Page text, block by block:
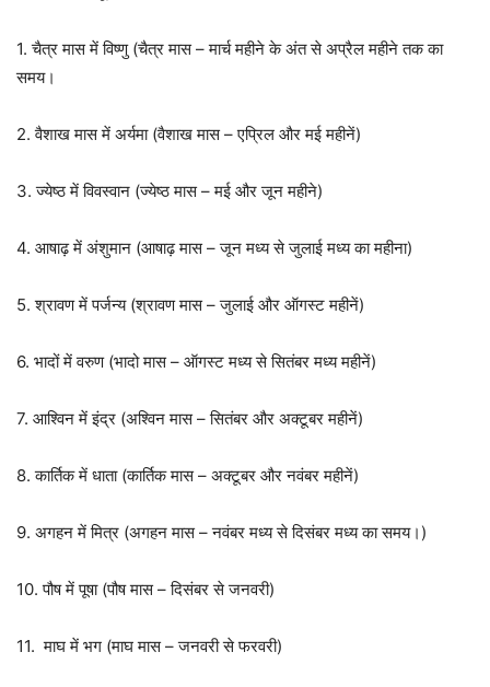
1. चैत्र मास में विष्णु (चैत्र मास – मार्च महीने के अंत से अप्रैल महीने तक का
समय।
2. वैशाख मास में अर्यमा (वैशाख मास – एप्रिल और मई महीनें)
3. ज्येष्ठ में विवस्वान (ज्येष्ठ मास – मई और जून महीने)
4. आषाढ़ में अंशुमान (आषाढ़ मास – जून मध्य से जुलाई मध्य का महीना)
5. श्रावण में पर्जन्य (श्रावण मास – जुलाई और ऑगस्ट महीनें)
6. भादों में वरुण (भादो मास – ऑगस्ट मध्य से सितंबर मध्य महीनें)
7. आश्विन में इंद्र (अश्विन मास – सितंबर और अक्टूबर महीनें)
8. कार्तिक में धाता (कार्तिक मास – अक्टूबर और नवंबर महीनें)
9. अगहन में मित्र (अगहन मास – नवंबर मध्य से दिसंबर मध्य का समय।)
10. पौष में पूषा (पौष मास – दिसंबर से जनवरी)
11. माघ में भग (माघ मास – जनवरी से फरवरी)